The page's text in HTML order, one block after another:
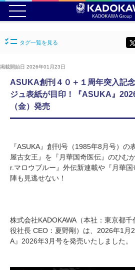
タグ一覧を見る
掲載開始日 2026年01月23日
ASUKA創刊４０＋１周年突入記
ジュ表紙が目印！『ASUKA』
（金）発売
『ASUKA』創刊号（1985年8月号）の
屋古女王』を『月華国奇医伝』のひむ
r.マロウブルー』外伝新連載や『月華
陣も見逃せない！
株式会社KADOKAWA（本社：東京都
役社長 CEO：夏野剛）は、2026年1月
A』2026年3月号を発売いたしました。